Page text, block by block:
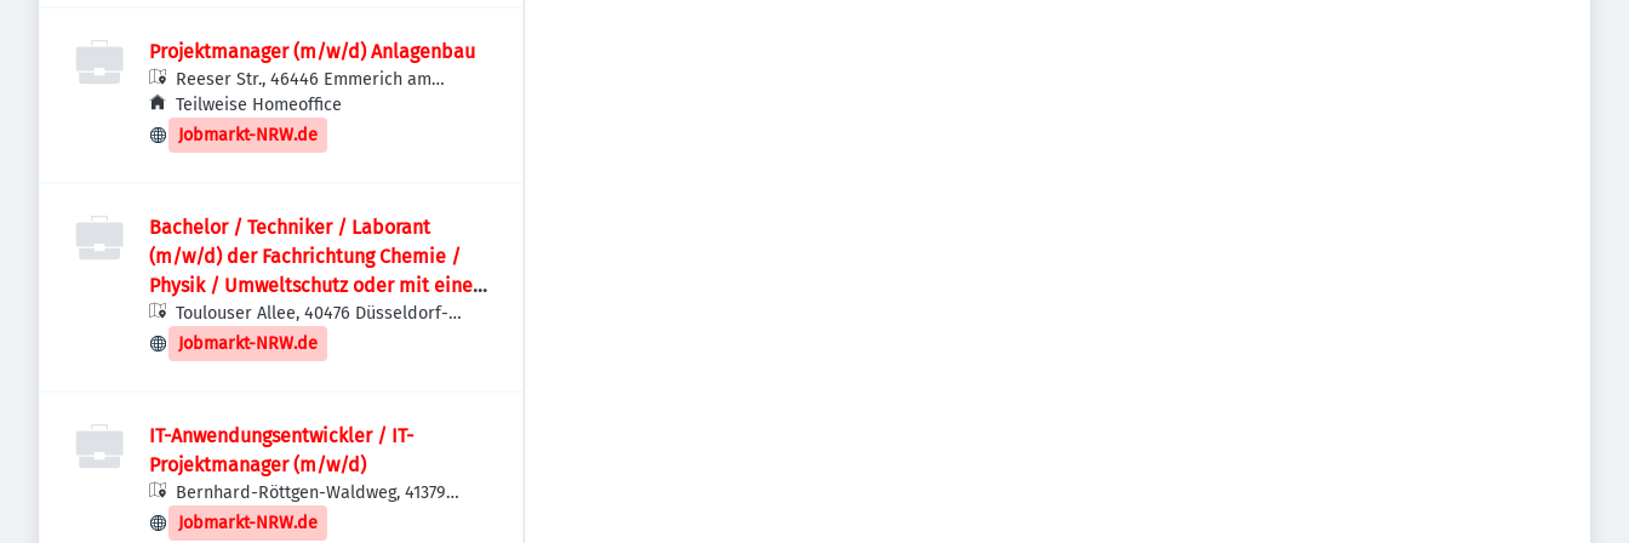
Projektmanager (m/w/d) Anlagenbau
Reeser Str., 46446 Emmerich am
Rhein, Deutschland
Teilweise Homeoffice
Jobmarkt-NRW.de
Bachelor / Techniker / Laborant
(m/w/d) der Fachrichtung Chemie /
Physik / Umweltschutz oder mit einer
vergleichbaren Ausbildung
Toulouser Allee, 40476 Düsseldorf-
Stadtbezirk 1, Deutschland
Jobmarkt-NRW.de
IT-Anwendungsentwickler / IT-
Projektmanager (m/w/d)
Bernhard-Röttgen-Waldweg, 41379
Brüggen, Deutschland
Jobmarkt-NRW.de